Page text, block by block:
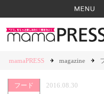
mamaPRESS magazine
フード 2016.08.30